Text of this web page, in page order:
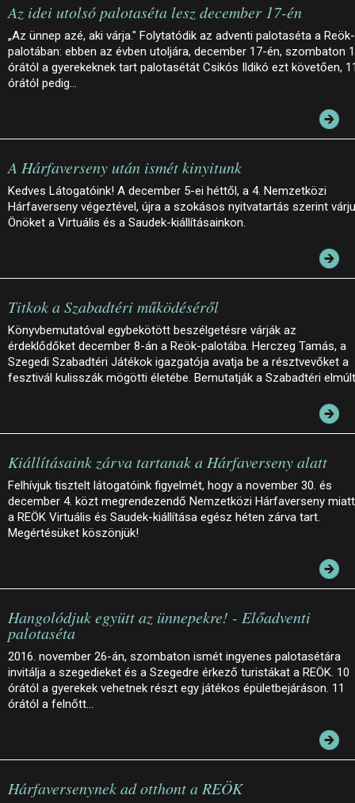
Az idei utolsó palotaséta lesz december 17-én
„Az ünnep azé, aki várja." Folytatódik az adventi palotaséta a Reök-
palotában: ebben az évben utoljára, december 17-én, szombaton
órától a gyerekeknek tart palotasétát Csikós Ildikó ezt követően,
órától pedig…
A Hárfaverseny után ismét kinyitunk
Kedves Látogatóink! A december 5-ei héttől, a 4. Nemzetközi
Hárfaverseny végeztével, újra a szokásos nyitvatartás szerint
Önöket a Virtuális és a Saudek-kiállításainkon.
Titkok a Szabadtéri működéséről
Könyvbemutatóval egybekötött beszélgetésre várják az
érdeklődőket december 8-án a Reök-palotába. Herczeg Tamás, a
Szegedi Szabadtéri Játékok igazgatója avatja be a résztvevőket a
fesztivál kulisszák mögötti életébe. Bemutatják a Szabadtéri
Kiállításaink zárva tartanak a Hárfaverseny alatt
Felhívjuk tisztelt látogatóink figyelmét, hogy a november 30. és
december 4. közt megrendezendő Nemzetközi Hárfaverseny miatt
a REÖK Virtuális és Saudek-kiállítása egész héten zárva tart.
Megértésüket köszönjük!
Hangolódjuk együtt az ünnepekre! - Előadventi
palotaséta
2016. november 26-án, szombaton ismét ingyenes palotasétára
invitálja a szegedieket és a Szegedre érkező turistákat a REÖK. 10
órától a gyerekek vehetnek részt egy játékos épületbejáráson. 11
órától a felnőtt…
Hárfaversenynek ad otthont a REÖK